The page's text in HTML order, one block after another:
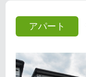
アパート